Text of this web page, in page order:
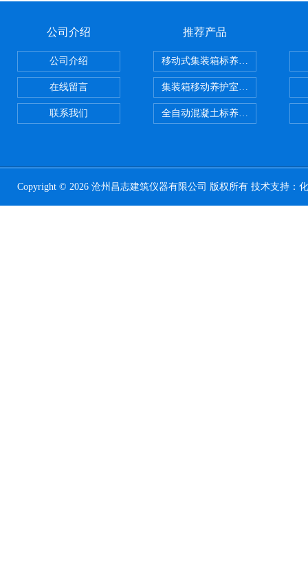
公司介绍
公司介绍
在线留言
联系我们
推荐产品
移动式集装箱标养室 养护室设备
集装箱移动养护室 标养室
全自动混凝土标养室恒温恒湿设备
Copyright © 2026 沧州昌志建筑仪器有限公司 版权所有 技术支持：